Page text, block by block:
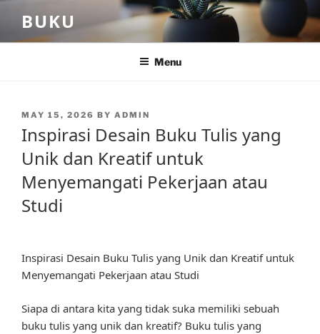
content
BUKU
Menu
POSTED
MAY 15, 2026 BY ADMIN
Inspirasi Desain Buku Tulis yang
Unik dan Kreatif untuk
Menyemangati Pekerjaan atau
Studi
Inspirasi Desain Buku Tulis yang Unik dan Kreatif untuk
Menyemangati Pekerjaan atau Studi
Siapa di antara kita yang tidak suka memiliki sebuah
buku tulis yang unik dan kreatif? Buku tulis yang